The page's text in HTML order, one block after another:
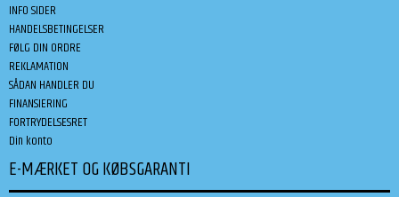
INFO SIDER
HANDELSBETINGELSER
FØLG DIN ORDRE
REKLAMATION
SÅDAN HANDLER DU
FINANSIERING
FORTRYDELSESRET
Din konto
E-MÆRKET OG KØBSGARANTI